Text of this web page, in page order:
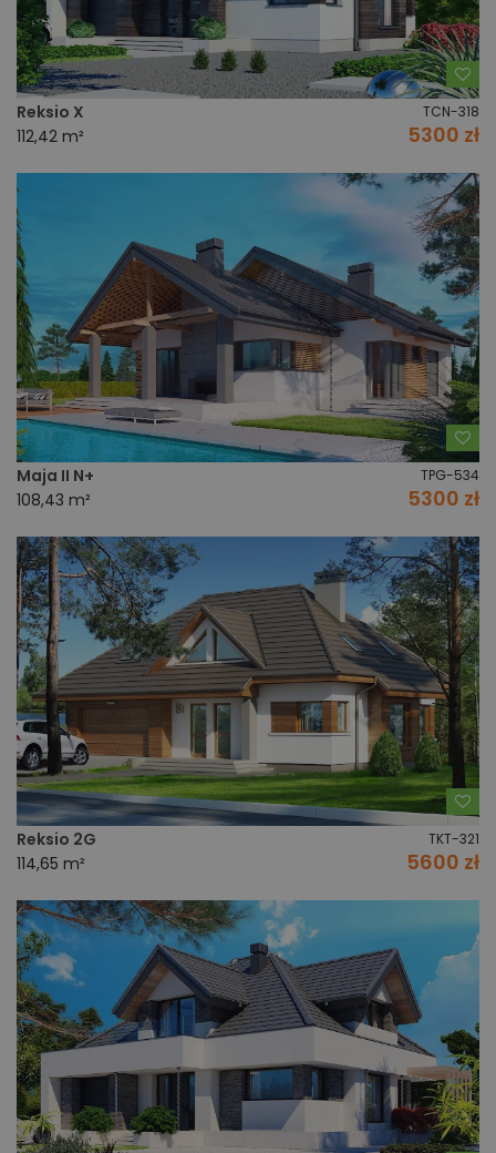
Reksio X TCN-318
112,42 m² 5300 zł
Maja II N+ TPG-534
108,43 m² 5300 zł
Reksio 2G TKT-321
114,65 m² 5600 zł